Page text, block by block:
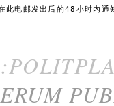
此电邮发出后的48小时内通